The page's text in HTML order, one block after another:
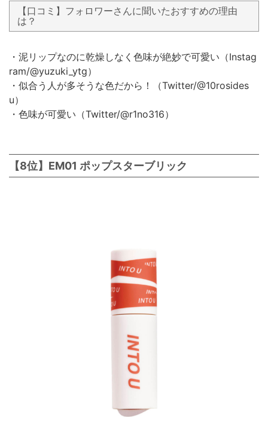
【口コミ】フォロワーさんに聞いたおすすめの理由
は？
・泥リップなのに乾燥しなく色味が絶妙で可愛い（Instag
ram/@yuzuki_ytg）
・似合う人が多そうな色だから！（Twitter/@10rosides
u）
・色味が可愛い（Twitter/@r1no316）
【8位】EM01 ポップスターブリック